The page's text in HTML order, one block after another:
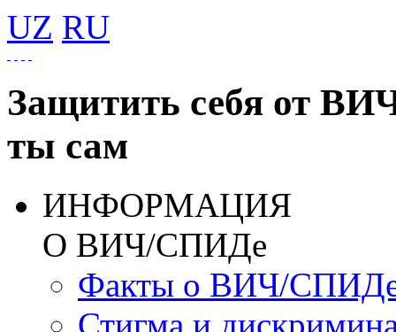
UZ RU
Защитить себя от
ты сам
ИНФОРМАЦИЯ
О ВИЧ/СПИДе
Факты о ВИЧ/
Стигма и